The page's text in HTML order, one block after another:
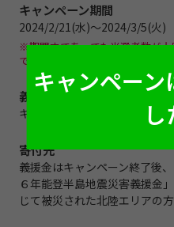
キャンペーン期間
2024/2/21(水)～2024/3/5(火)
※期間中であっても当選者数が
で終了する可能性がございます。
義援金寄付額
キャンペーン期間中のLINEル
寄付先
義援金はキャンペーン終了後
６年能登半島地震災害義援金
じて被災された北陸エリアの